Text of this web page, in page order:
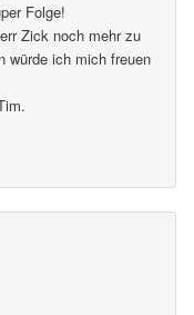
Folge!
Zick noch mehr zu
würde ich mich freuen